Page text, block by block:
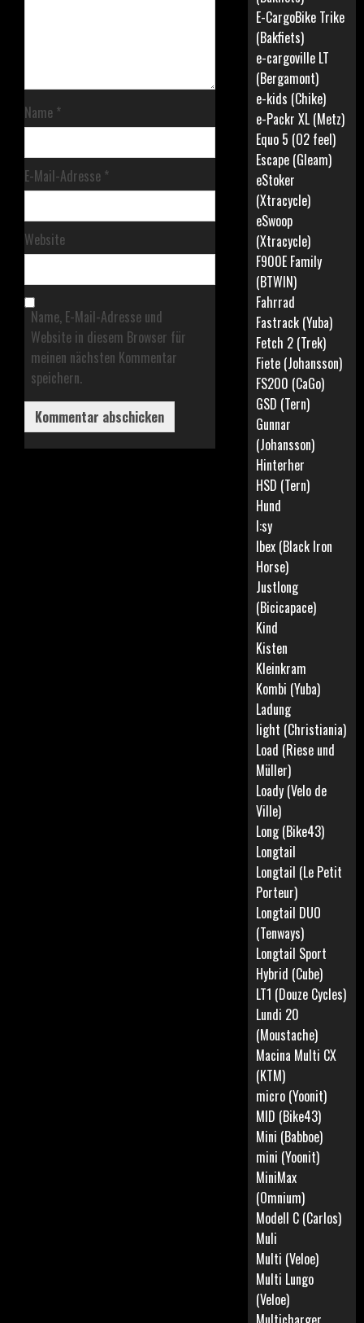
Name *
E-Mail-Adresse *
Website
Name, E-Mail-Adresse und
Website in diesem Browser für
meinen nächsten Kommentar
speichern.
E-CargoBike Trike
(Bakfiets)
e-cargoville LT
(Bergamont)
e-kids (Chike)
e-Packr XL (Metz)
Equo 5 (O2 feel)
Escape (Gleam)
eStoker
(Xtracycle)
eSwoop
(Xtracycle)
F900E Family
(BTWIN)
Fahrrad
Fastrack (Yuba)
Fetch 2 (Trek)
Fiete (Johansson)
FS200 (CaGo)
GSD (Tern)
Gunnar
(Johansson)
Hinterher
HSD (Tern)
Hund
I:sy
Ibex (Black Iron
Horse)
Justlong
(Bicicapace)
Kind
Kisten
Kleinkram
Kombi (Yuba)
Ladung
light (Christiania)
Load (Riese und
Müller)
Loady (Velo de
Ville)
Long (Bike43)
Longtail
Longtail (Le Petit
Porteur)
Longtail DUO
(Tenways)
Longtail Sport
Hybrid (Cube)
LT1 (Douze Cycles)
Lundi 20
(Moustache)
Macina Multi CX
(KTM)
micro (Yoonit)
MID (Bike43)
Mini (Babboe)
mini (Yoonit)
MiniMax
(Omnium)
Modell C (Carlos)
Muli
Multi (Veloe)
Multi Lungo
(Veloe)